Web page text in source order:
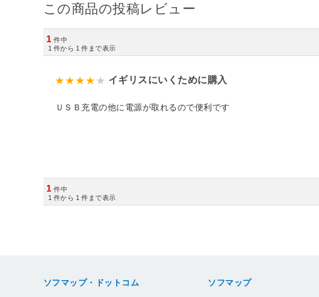
この商品の投稿レビュー
1 件中
1 件から 1 件まで表示
イギリスにいくために購入
ＵＳＢ充電の他に電源が取れるので便利です
1 件中
1 件から 1 件まで表示
ソフマップ・ドットコム ソフマップ